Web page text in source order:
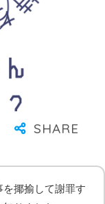
揶揄して謝罪す